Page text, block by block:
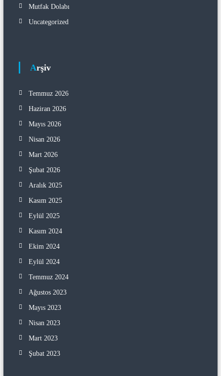
Mutfak Dolabı
Uncategorized
Arşiv
Temmuz 2026
Haziran 2026
Mayıs 2026
Nisan 2026
Mart 2026
Şubat 2026
Aralık 2025
Kasım 2025
Eylül 2025
Kasım 2024
Ekim 2024
Eylül 2024
Temmuz 2024
Ağustos 2023
Mayıs 2023
Nisan 2023
Mart 2023
Şubat 2023